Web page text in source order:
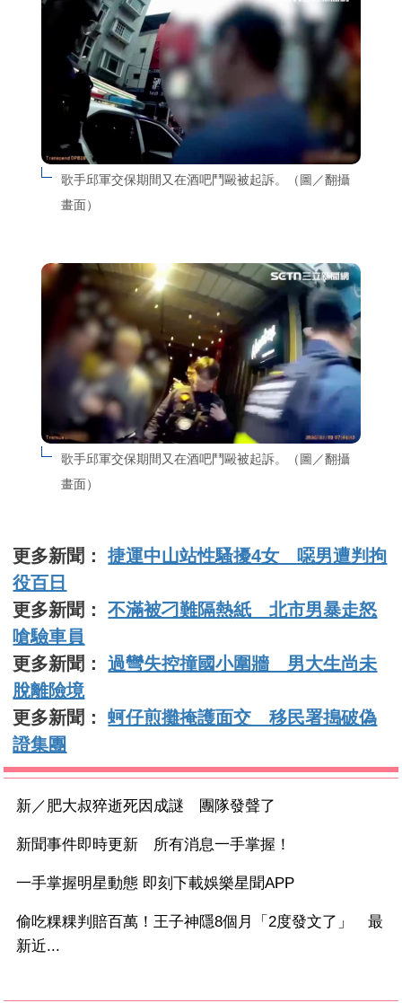
歌手邱軍交保期間又在酒吧鬥毆被起訴。（圖／翻攝
畫面）
歌手邱軍交保期間又在酒吧鬥毆被起訴。（圖／翻攝
畫面）
更多新聞：捷運中山站性騷擾4女 噁男遭判拘
役百日
更多新聞：不滿被刁難隔熱紙 北市男暴走怒
嗆驗車員
更多新聞：過彎失控撞國小圍牆 男大生尚未
脫離險境
更多新聞：蚵仔煎攤掩護面交 移民署搗破偽
證集團
新／肥大叔猝逝死因成謎 團隊發聲了
新聞事件即時更新 所有消息一手掌握！
一手掌握明星動態 即刻下載娛樂星聞APP
偷吃粿粿判賠百萬！王子神隱8個月「2度發文了」 最
新近...